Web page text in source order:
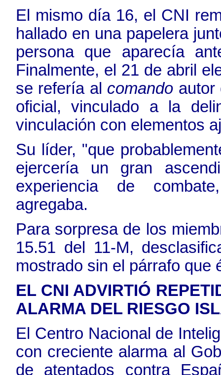
El mismo día 16, el CNI
hallado en una papelera
persona que aparecía
Finalmente, el 21 de abril
se refería al comando autor
oficial, vinculado a la
vinculación con elementos
Su líder, "que
ejercería un gran
experiencia de
agregaba.
Para sorpresa de los
15.51 del 11-M,
mostrado sin el párrafo que
EL CNI ADVIRTIÓ
ALARMA DEL RIESGO
El Centro Nacional de
con creciente alarma al
de atentados contra